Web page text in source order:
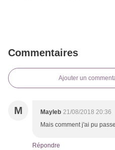
Commentaires
Ajouter un
M Mayleb 21/08/2018 20:36
Mais comment j'ai pu
Répondre